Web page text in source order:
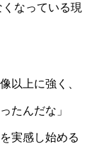
なっている現
以上に強く、
たんだな」
実感し始める